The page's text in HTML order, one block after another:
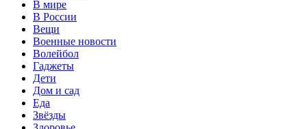
В мире
В России
Вещи
Военные новости
Волейбол
Гаджеты
Дети
Дом и сад
Еда
Звёзды